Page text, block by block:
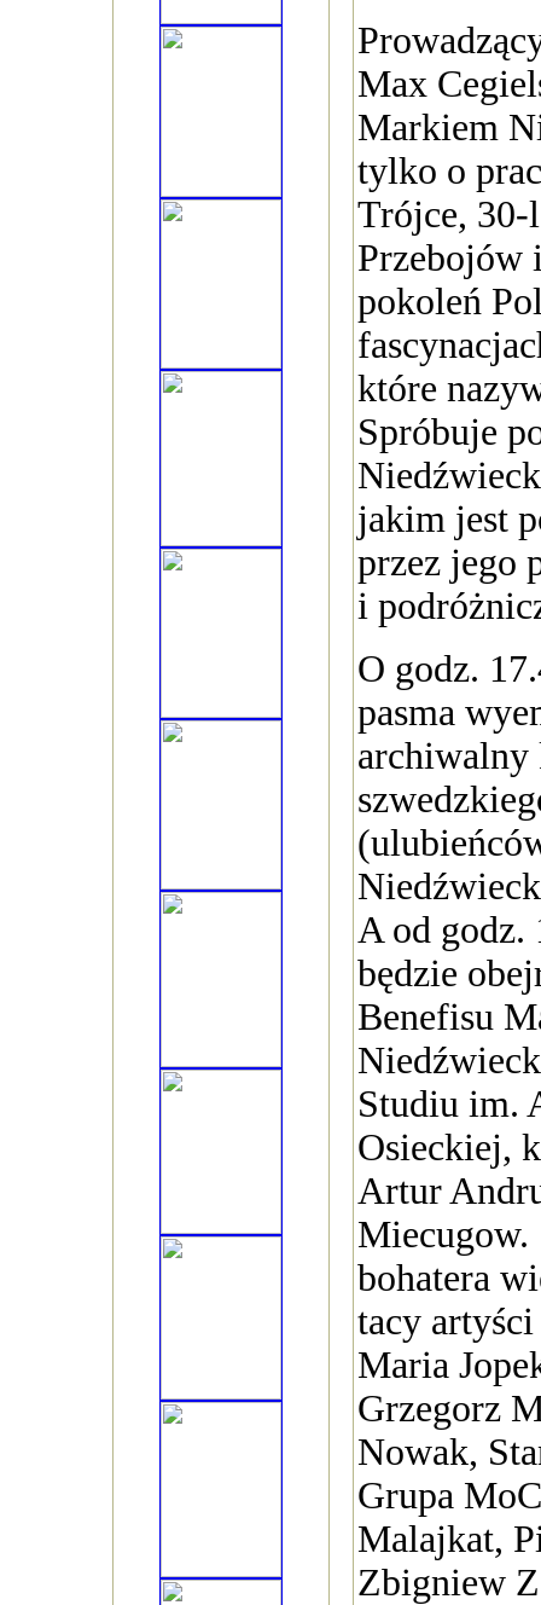
Max
Markiem
tylko o
Trójce,
Przebojów
pokoleń
które
Spróbuje
jakim jest
przez jego
i
O godz.
pasma
archiwalny
A od godz.
będzie
Benefisu
Studiu im.
Osieckiej,
Artur
Miecugow.
bohatera
tacy
Maria
Grzegorz
Nowak,
Grupa
Malajkat,
Zbigniew